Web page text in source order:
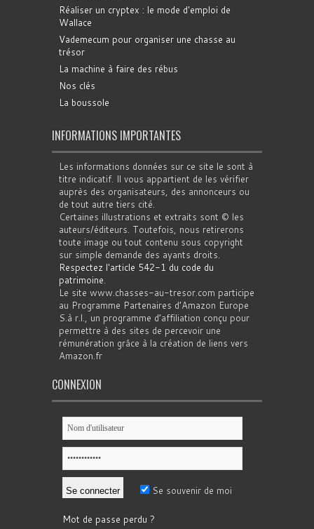
Réaliser un cryptex : le mode d'emploi de
Wallace
Vademecum pour organiser une chasse au
trésor
La machine à faire des rébus
Nos clés
La boussole
INFORMATIONS IMPORTANTES
Les informations données sur ce site le sont à
titre indicatif. Il vous appartient de les vérifier
auprès des organisateurs, des annonceurs ou
de tout autre tiers cité.
Certaines illustrations et extraits sont © les
auteurs/éditeurs. Toutefois, nous retirerons
toute image ou tout contenu sous copyright
sur simple demande des ayants droits.
Respectez l'article 542-1 du code du
patrimoine.
Le site www.chasses-au-tresor.com participe
au Programme Partenaires d’Amazon Europe
S.à r.l., un programme d’affiliation conçu pour
permettre à des sites de percevoir une
rémunération grâce à la création de liens vers
Amazon.fr
CONNEXION
Se souvenir de moi
Mot de passe perdu ?